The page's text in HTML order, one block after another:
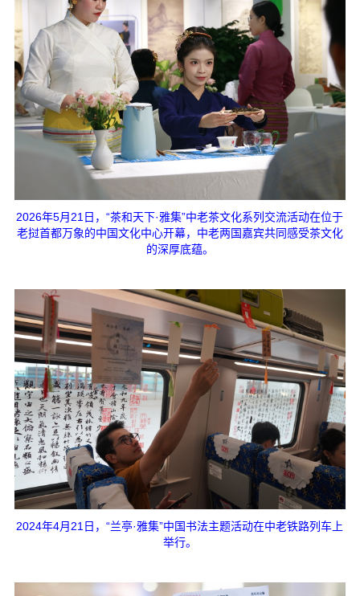
2026年5月21日，“茶和天下·雅集”中老茶文化系列交流活动在位于
老挝首都万象的中国文化中心开幕，中老两国嘉宾共同感受茶文化
的深厚底蕴。
2024年4月21日，“兰亭·雅集”中国书法主题活动在中老铁路列车上
举行。